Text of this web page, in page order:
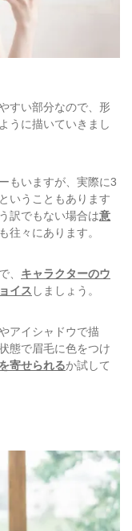
すい部分なので、形
うに描いていきまし
もいますが、実際に3
いうこともあります
訳でもない場合は意
往々にあります。
、 キャラクターのウ
イス しましょう。
アイシャドウで描
態で眉毛に色をつけ
寄せられるか試して